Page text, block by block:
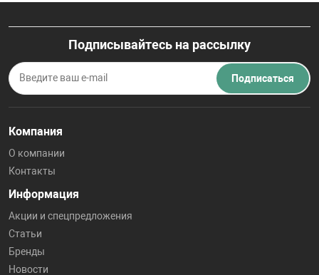
Подписывайтесь на рассылку
Подписаться
Компания
О компании
Контакты
Информация
Акции и спецпредложения
Статьи
Бренды
Новости